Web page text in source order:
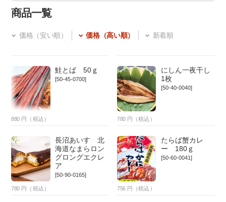
商品一覧
価格（安い順） 価格（高い順） 新着順
鮭とば 50ｇ
[50-45-0700]
880 円（税込）
にしん一夜干し
1枚
[50-40-0040]
780 円（税込）
長沼あいす 北
海道なまらロン
グロングエクレ
ア
[50-90-0165]
780 円（税込）
たらば蟹カレ
ー 180ｇ
[50-60-0041]
756 円（税込）